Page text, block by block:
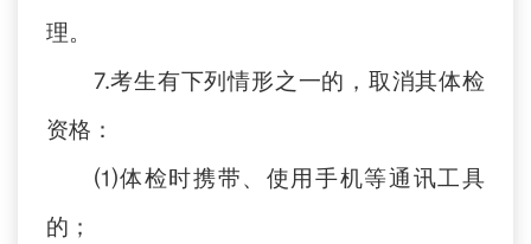
理。
7.考生有下列情形之一的，取消其体检
资格：
⑴体检时携带、使用手机等通讯工具
的；